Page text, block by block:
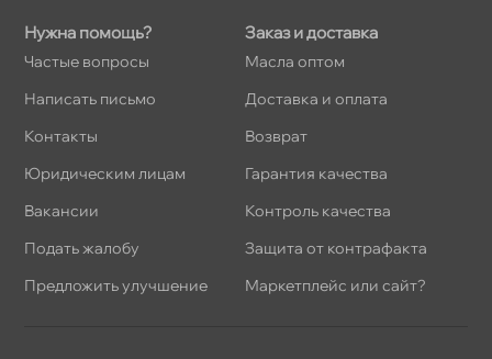
Нужна помощь?
Частые вопросы
Написать письмо
Контакты
Юридическим лицам
акансии
Подать жалобу
Предложить улучшение
Заказ и доставка
Масла оптом
Доставка и оплата
озврат
Гарантия качества
Контроль качества
Защита от контрафакта
Маркетплейс или сайт?